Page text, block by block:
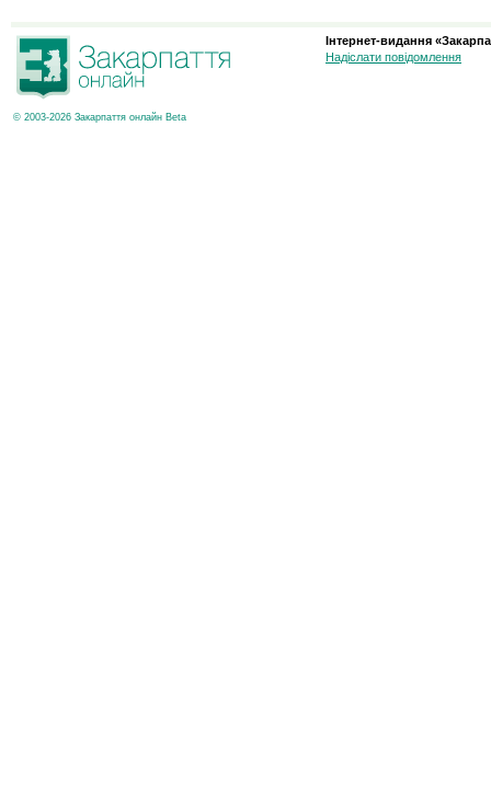
© 2003-2026 Закарпаття онлайн Beta
Інтернет-видання
Надіслати повідомлення